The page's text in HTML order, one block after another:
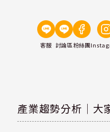
客服 討論區粉絲團
產業趨勢分析｜大